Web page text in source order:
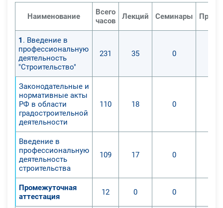
Наименование
Всего
часов
Лекций Семинары
1 . Введение в
профессиональную
деятельность
"Строительство"
231 35 0
Законодательные и
нормативные акты
РФ в области
градостроительной
деятельности
110 18 0
Введение в
профессиональную
деятельность
строительства
109 17 0
Промежуточная
аттестация
12 0 0